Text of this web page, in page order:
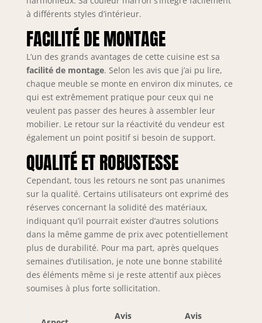
mm - Plan de
travail de 2.5 cm
éléments bas de
48 cm de
éléments hauts de
32 cm de
profondeur + plan
de travail
à différents styles d’intérieur.
FACILITÉ DE MONTAGE
L’un des grands avantages de cette cuisine est sa
facilité de montage. Selon les avis que j’ai pu lire,
chaque meuble se monte en environ dix minutes, ce
qui est extrêmement pratique pour ceux qui ne
veulent pas passer des heures à assembler leur
mobilier. Le retour sur la réactivité du vendeur est
également un point positif si besoin de support.
QUALITÉ ET ROBUSTESSE
Cependant, tous les retours ne sont pas unanimes
sur la qualité. Certains utilisateurs ont exprimé des
réserves concernant la solidité des matériaux,
indiquant qu’il pourrait exister d’autres solutions
dans la même gamme de prix avec potentiellement
plus de durabilité. Pour ma part, après quelques
semaines d’utilisation, je note une bonne stabilité
des éléments même si je reste attentif aux pièces
soumises à plus forte sollicitation.
Avis Avis